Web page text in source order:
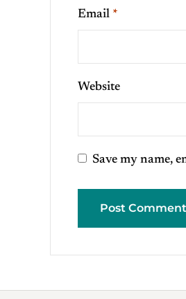
Email *
Website
Save my name,